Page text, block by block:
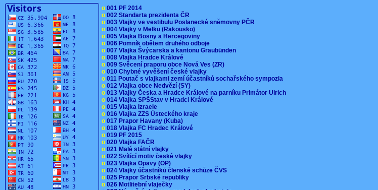
o 001 PF 2014
o 002 Standarta prezidenta ČR
o 003 Vlajky ve vestibulu Poslanecké sněmovny PČR
o 004 Vlajky v Melku (Rakousko)
o 005 Vlajka Bosny a Hercegoviny
o 006 Pomník obětem druhého odboje
o 007 Vlajka Švýcarska a kantonu Graubünden
o 008 Vlajka Hradce Králové
o 009 Svěcení praporu obce Nová Ves (ZR)
o 010 Chybné vyvěšení české vlajky
o 011 Poutač s vlajkami zemí účastníků sochařského sympozia
o 012 Vlajka obce Nedvězí (SY)
o 013 Vlajky Česka a Hradce Králové na parníku Primátor Ulrich
o 014 Vlajka SPŠStav v Hradci Králové
o 015 Vlajka Izraele
o 016 Vlajka ZZS Ústeckého kraje
o 017 Prapor Havany (Kuba)
o 018 Vlajka FC Hradec Králové
o 019 PF 2015
o 020 Vlajka FAČR
o 021 Malé státní vlajky
o 022 Svítící motiv české vlajky
o 023 Vlajka Opavy (OP)
o 024 Vlajky účastníků členské schůze ČVS
o 025 Prapor Srbské republiky
o 026 Motlitební vlaječky